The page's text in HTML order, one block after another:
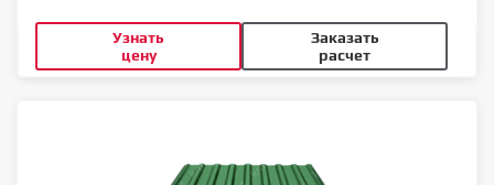
Узнать
цену
Заказать
расчет